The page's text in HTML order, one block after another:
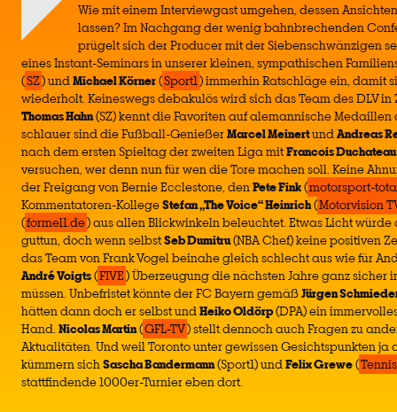
Wie mit einem Interviewgast umgehen, dessen
lassen? Im Nachgang der wenig bahnbrechenden
prügelt sich der Producer mit der Siebenschwänzigen
eines Instant-Seminars in unserer kleinen, sympathischen
(SZ) undMichael Körner(Sport1) immerhin Ratschläge ein, damit
wiederholt. Keineswegs debakulös wird sich das Team des DLV
Thomas Hahn(SZ) kennt die Favoriten auf alemannische Medaillen
schlauer sind die Fußball-GenießerMarcel MeinertundAndreas
nach dem ersten Spieltag der zweiten Liga mitFrancois Duchateau
versuchen, wer denn nun für wen die Tore machen soll. Keine
der Freigang von Bernie Ecclestone, denPete Fink(motorsport-
Kommentatoren-KollegeStefan „The Voice“ Heinrich(Motorvision
(formel1.de) aus allen Blickwinkeln beleuchtet. Etwas Licht
guttun, doch wenn selbstSeb Dumitru(NBA Chef) keine positiven
das Team von Frank Vogel beinahe gleich schlecht aus wie für
André Voigts(FIVE) Überzeugung die nächsten Jahre ganz sicher
müssen. Unbefristet könnte der FC Bayern gemäßJürgen
hätten dann doch er selbst undHeiko Oldörp(DPA) ein
Hand.Nicolas Martin(GFL-TV) stellt dennoch auch Fragen zu
Aktualitäten. Und weil Toronto unter gewissen Gesichtspunkten ja
kümmern sichSascha Bandermann(Sport1) undFelix Grewe(
stattfindende 1000er-Turnier eben dort.